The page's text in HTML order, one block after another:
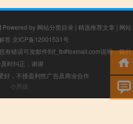
Powered by 网站分类目录 | 精选推荐文章 | 网站
答 京ICP备12001531号
有错误可发邮件到f_fb#foxmail.com说明，我们
及时纠正，谢谢
好，不接盈利性广告及商业合作
小男孩